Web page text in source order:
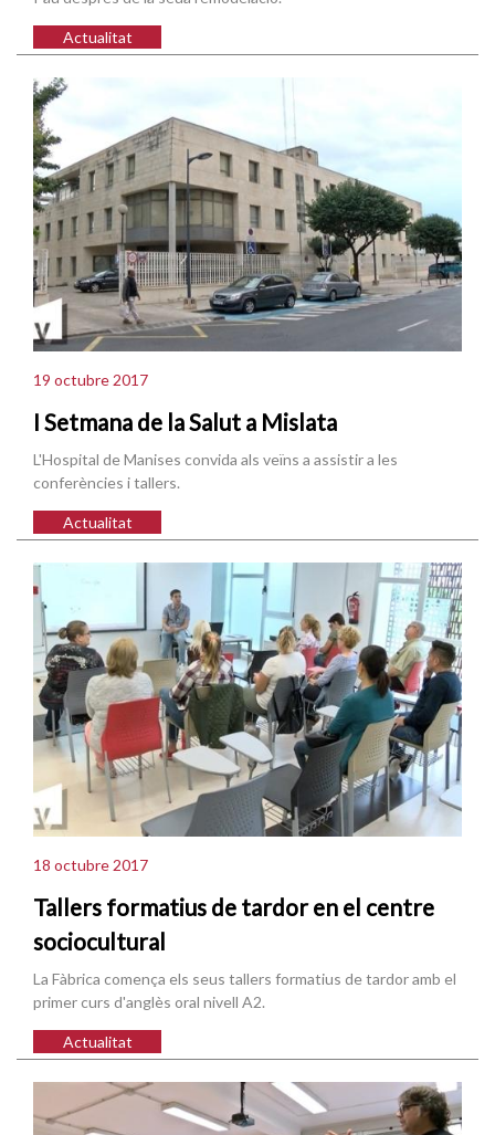
Actualitat
19 octubre 2017
I Setmana de la Salut a Mislata
L'Hospital de Manises convida als veïns a assistir a les
conferències i tallers.
Actualitat
18 octubre 2017
Tallers formatius de tardor en el centre
sociocultural
La Fàbrica comença els seus tallers formatius de tardor amb el
primer curs d'anglès oral nivell A2.
Actualitat